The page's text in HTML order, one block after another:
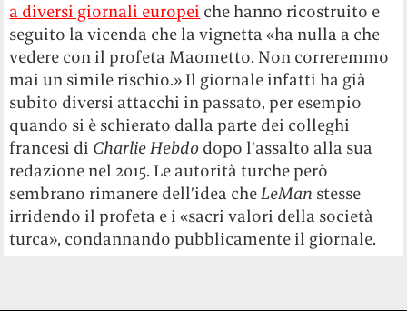
a diversi giornali europei che hanno ricostruito e
seguito la vicenda che la vignetta «ha nulla a che
vedere con il profeta Maometto. Non correremmo
mai un simile rischio.» Il giornale infatti ha già
subito diversi attacchi in passato, per esempio
quando si è schierato dalla parte dei colleghi
francesi di Charlie Hebdo dopo l’assalto alla sua
redazione nel 2015. Le autorità turche però
sembrano rimanere dell’idea cheLeMan stesse
irridendo il profeta e i «sacri valori della società
turca», condannando pubblicamente il giornale.